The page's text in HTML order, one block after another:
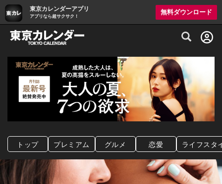
東京カレンダーアプリ
アプリなら超サクサク！
無料ダウンロード
グルメ情報・プレミアムレストラン予約
トップ プレミアム グルメ 恋愛 ライフスタ